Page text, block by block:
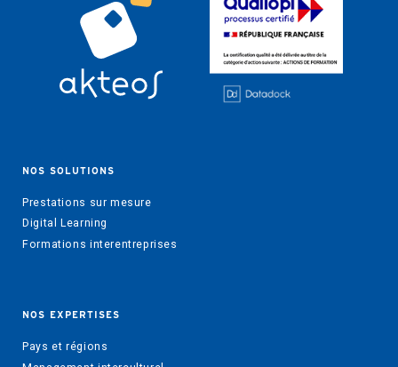
NOS SOLUTIONS
Prestations sur mesure
Digital Learning
Formations interentreprises
NOS EXPERTISES
Pays et régions